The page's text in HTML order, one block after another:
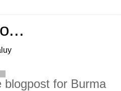
blogpost for Burma